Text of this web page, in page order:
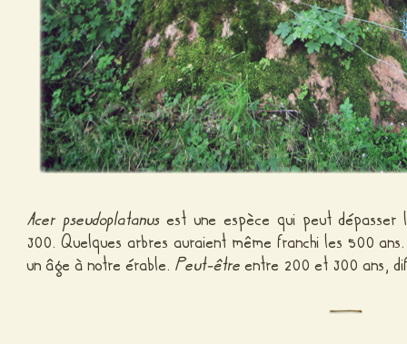
Acer pseudoplatanusest une espèce qui peut dépasser
300. Quelques arbres auraient même franchi les 500
un âge à notre érable. Peut-êtreentre 200 et 300 ans,